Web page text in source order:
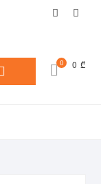
facebook
0 0 ₾